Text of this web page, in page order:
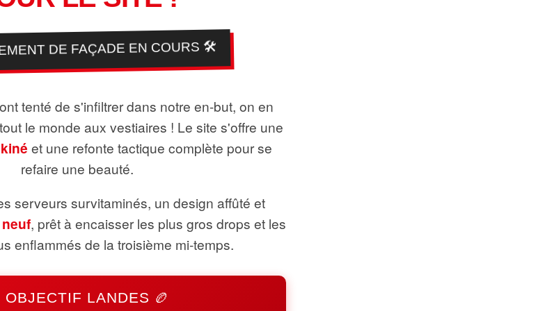
DE FAÇADE EN COURS 🛠️
tenté de s'infiltrer dans notre en-but, on en
le monde aux vestiaires ! Le site s'offre une
et une refonte tactique complète pour se
refaire une beauté.
serveurs survitaminés, un design affûté et
, prêt à encaisser les plus gros drops et les
enflammés de la troisième mi-temps.
OBJECTIF LANDES 🏉